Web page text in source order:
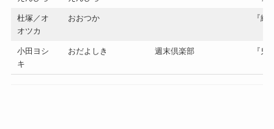
杜塚／オ
オツカ
おおつか 『緑
小田ヨシ
キ
おだよしき 週末倶楽部 『鬼